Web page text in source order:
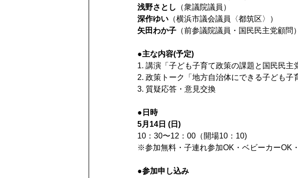
浅野さとし
（衆議院議員）
深作ゆい （横浜市議会議員〈都筑区〉）
矢田わか子 （前参議院議員・国民民主党顧問）
●主な内容(予定)
1. 講演「子ども子育て政策の課題と国民民主
2. 政策トーク「地方自治体にできる子ども子
3. 質疑応答・意見交換
●日時
5月14日 (日)
10：30〜12：00（開場10：10)
※参加無料・子連れ参加OK・ベビーカーOK
●参加申し込み